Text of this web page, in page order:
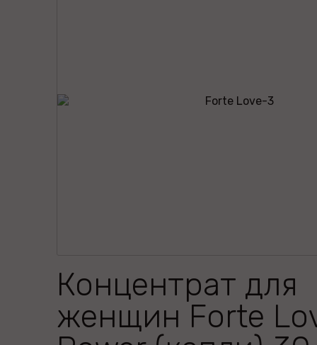
Концентрат для
женщин Forte